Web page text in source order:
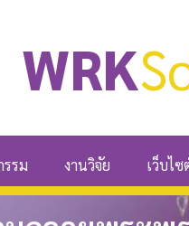
WRK
รม งานวิจัย เว็บไซ